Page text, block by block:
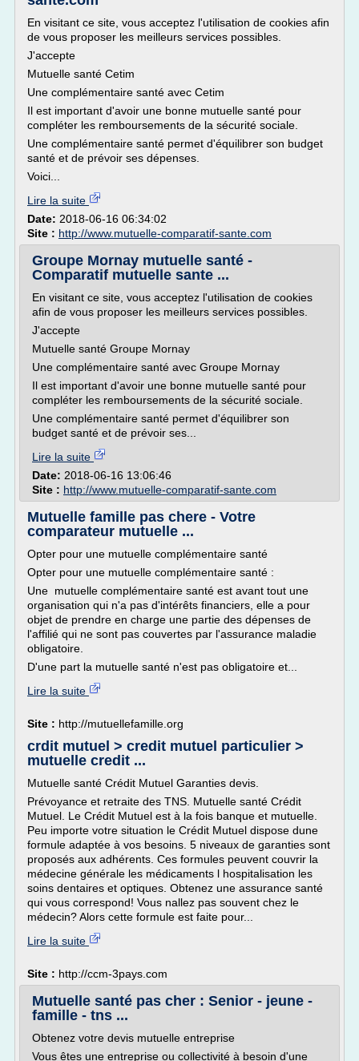
En visitant ce site, vous acceptez l'utilisation de cookies afin
de vous proposer les meilleurs services possibles.
J'accepte
Mutuelle santé Cetim
Une complémentaire santé avec Cetim
Il est important d'avoir une bonne mutuelle santé pour
compléter les remboursements de la sécurité sociale.
Une complémentaire santé permet d'équilibrer son budget
santé et de prévoir ses dépenses.
Voici...
Lire la suite
Date: 2018-06-16 06:34:02
Site : http://www.mutuelle-comparatif-sante.com
Groupe Mornay mutuelle santé -
Comparatif mutuelle sante ...
En visitant ce site, vous acceptez l'utilisation de cookies
afin de vous proposer les meilleurs services possibles.
J'accepte
Mutuelle santé Groupe Mornay
Une complémentaire santé avec Groupe Mornay
Il est important d'avoir une bonne mutuelle santé pour
compléter les remboursements de la sécurité sociale.
Une complémentaire santé permet d'équilibrer son
budget santé et de prévoir ses...
Lire la suite
Date: 2018-06-16 13:06:46
Site : http://www.mutuelle-comparatif-sante.com
Mutuelle famille pas chere - Votre
comparateur mutuelle ...
Opter pour une mutuelle complémentaire santé
Opter pour une mutuelle complémentaire santé :
Une mutuelle complémentaire santé est avant tout une
organisation qui n'a pas d'intérêts financiers, elle a pour
objet de prendre en charge une partie des dépenses de
l'affilié qui ne sont pas couvertes par l'assurance maladie
obligatoire.
D'une part la mutuelle santé n'est pas obligatoire et...
Lire la suite
Site : http://mutuellefamille.org
crdit mutuel > credit mutuel particulier >
mutuelle credit ...
Mutuelle santé Crédit Mutuel Garanties devis.
Prévoyance et retraite des TNS. Mutuelle santé Crédit
Mutuel. Le Crédit Mutuel est à la fois banque et mutuelle.
Peu importe votre situation le Crédit Mutuel dispose dune
formule adaptée à vos besoins. 5 niveaux de garanties sont
proposés aux adhérents. Ces formules peuvent couvrir la
médecine générale les médicaments l hospitalisation les
soins dentaires et optiques. Obtenez une assurance santé
qui vous correspond! Vous nallez pas souvent chez le
médecin? Alors cette formule est faite pour...
Lire la suite
Site : http://ccm-3pays.com
Mutuelle santé pas cher : Senior - jeune -
famille - tns ...
Obtenez votre devis mutuelle entreprise
Vous êtes une entreprise ou collectivité à besoin d'une